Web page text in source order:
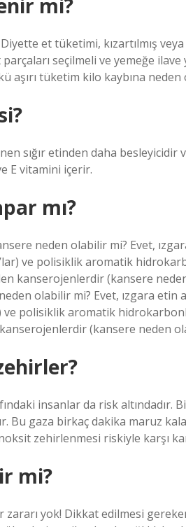
mi?
et tüketimi, kızartılmış veya
parçaları seçilmeli ve yemeğe
aşırı tüketim kilo kaybına
sığır etinden daha
E vitamini içerir.
mı?
neden olabilir mi? Evet,
ve polisiklik aromatik
kanserojenlerdir (kansere
olabilir mi? Evet, ızgara etin
polisiklik aromatik
(kansere neden
insanlar da risk altındadır.
Bu gaza birkaç dakika maruz
zehirlenmesi riskiyle karşı
mi?
yok! Dikkat edilmesi